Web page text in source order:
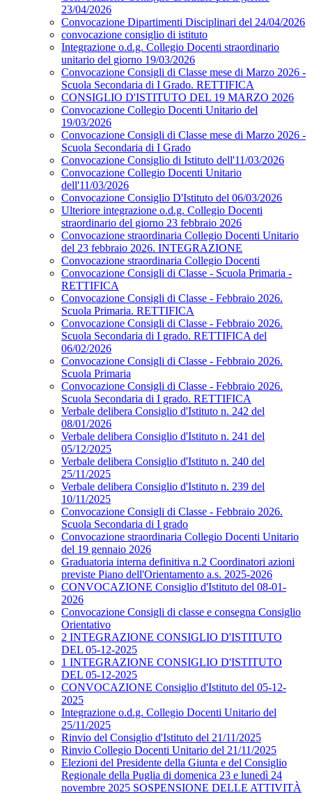
23/04/2026
Convocazione Dipartimenti Disciplinari del 24/04/2026
convocazione consiglio di istituto
Integrazione o.d.g. Collegio Docenti straordinario
unitario del giorno 19/03/2026
Convocazione Consigli di Classe mese di Marzo 2026 -
Scuola Secondaria di I Grado. RETTIFICA
CONSIGLIO D'ISTITUTO DEL 19 MARZO 2026
Convocazione Collegio Docenti Unitario del
19/03/2026
Convocazione Consigli di Classe mese di Marzo 2026 -
Scuola Secondaria di I Grado
Convocazione Consiglio di Istituto dell'11/03/2026
Convocazione Collegio Docenti Unitario
dell'11/03/2026
Convocazione Consiglio D'Istituto del 06/03/2026
Ulteriore integrazione o.d.g. Collegio Docenti
straordinario del giorno 23 febbraio 2026
Convocazione straordinaria Collegio Docenti Unitario
del 23 febbraio 2026. INTEGRAZIONE
Convocazione straordinaria Collegio Docenti
Convocazione Consigli di Classe - Scuola Primaria -
RETTIFICA
Convocazione Consigli di Classe - Febbraio 2026.
Scuola Primaria. RETTIFICA
Convocazione Consigli di Classe - Febbraio 2026.
Scuola Secondaria di I grado. RETTIFICA del
06/02/2026
Convocazione Consigli di Classe - Febbraio 2026.
Scuola Primaria
Convocazione Consigli di Classe - Febbraio 2026.
Scuola Secondaria di I grado. RETTIFICA
Verbale delibera Consiglio d'Istituto n. 242 del
08/01/2026
Verbale delibera Consiglio d'Istituto n. 241 del
05/12/2025
Verbale delibera Consiglio d'Istituto n. 240 del
25/11/2025
Verbale delibera Consiglio d'Istituto n. 239 del
10/11/2025
Convocazione Consigli di Classe - Febbraio 2026.
Scuola Secondaria di I grado
Convocazione straordinaria Collegio Docenti Unitario
del 19 gennaio 2026
Graduatoria interna definitiva n.2 Coordinatori azioni
previste Piano dell'Orientamento a.s. 2025-2026
CONVOCAZIONE Consiglio d'Istituto del 08-01-
2026
Convocazione Consigli di classe e consegna Consiglio
Orientativo
2 INTEGRAZIONE CONSIGLIO D'ISTITUTO
DEL 05-12-2025
1 INTEGRAZIONE CONSIGLIO D'ISTITUTO
DEL 05-12-2025
CONVOCAZIONE Consiglio d'Istituto del 05-12-
2025
Integrazione o.d.g. Collegio Docenti Unitario del
25/11/2025
Rinvio del Consiglio d'Istituto del 21/11/2025
Rinvio Collegio Docenti Unitario del 21/11/2025
Elezioni del Presidente della Giunta e del Consiglio
Regionale della Puglia di domenica 23 e lunedì 24
novembre 2025 SOSPENSIONE DELLE ATTIVITÀ